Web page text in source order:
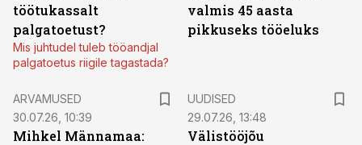
töötukassalt
palgatoetust?
Mis juhtudel tuleb tööandjal
palgatoetus riigile tagastada?
valmis 45 aasta
pikkuseks tööeluks
ARVAMUSED
30.07.26, 10:39
Mihkel Männamaa:
UUDISED
29.07.26, 13:48
Välistööjõu